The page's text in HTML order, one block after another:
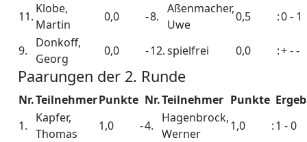
11.
Klobe,
Martin
0,0 -8.
Aßenmacher,
Uwe
0,5 :0 - 1
9.
Donkoff,
Georg
0,0 -12.spielfrei 0,0 :+ - -
Paarungen der 2. Runde
Nr.TeilnehmerPunkte Nr.Teilnehmer Punkte
1.
Kapfer,
Thomas
1,0 -4.
Hagenbrock,
Werner
1,0 :1 - 0